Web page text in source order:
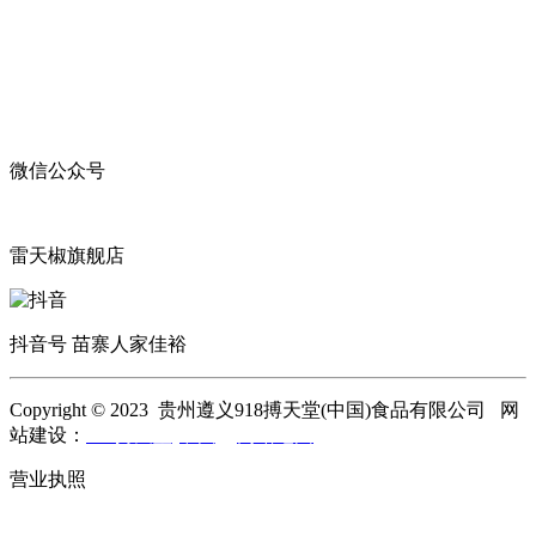
微信公众号
雷天椒旗舰店
抖音号 苗寨人家佳裕
Copyright © 2023 贵州遵义918搏天堂(中国)食品有限公司 网
站建设：
营业执照